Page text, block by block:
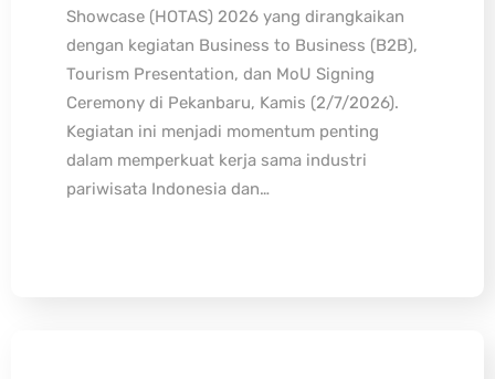
Showcase (HOTAS) 2026 yang dirangkaikan
dengan kegiatan Business to Business (B2B),
Tourism Presentation, dan MoU Signing
Ceremony di Pekanbaru, Kamis (2/7/2026).
Kegiatan ini menjadi momentum penting
dalam memperkuat kerja sama industri
pariwisata Indonesia dan…